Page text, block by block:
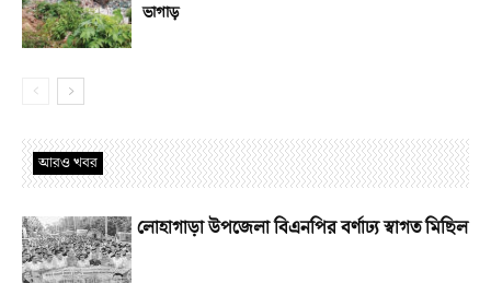
ভাগাড়
আরও খবর
লোহাগাড়া উপজেলা বিএনপির বর্ণাঢ্য স্বাগত মিছিল